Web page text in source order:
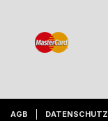
AGB DATENSCHUTZ